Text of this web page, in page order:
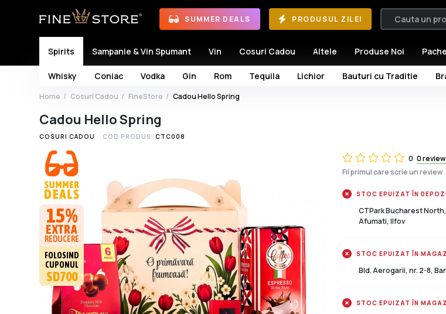
SUMMER DEALS PRODUSUL ZILEI
Spirits
Whisky Coniac Vodka Gin Rom Tequila Lichior Bauturi cu Traditie
Sampanie & Vin Spumant Vin Cosuri Cadou Altele Produse Noi
Home Cosuri Cadou FineStore Cadou Hello Spring
Cadou Hello Spring
COSURI CADOU COD PRODUS: CTC008
15%
EXTRA
REDUCERE
FOLOSIND
CUPONUL
SD700
0 0
Fii primul care scrie un review
STOC EPUIZAT ÎN
CTPark Bucharest
Afumati, Ilfov
STOC EPUIZAT ÎN
Bld. Aerogarii, nr. 2-8,
STOC EPUIZAT ÎN